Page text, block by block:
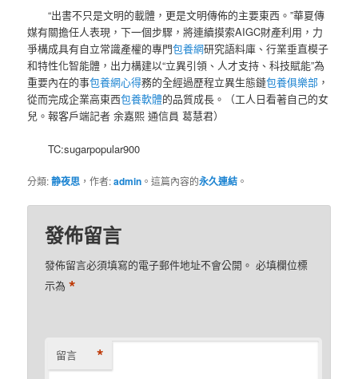
“出書不只是文明的載體，更是文明傳佈的主要東西。”華夏傳
媒有關擔任人表現，下一個步驟，將連續摸索AIGC財產利用，力
爭構成具有自立常識產權的專門包養網研究語料庫、行業垂直模子
和特性化智能體，出力構建以“立異引領、人才支持、科技賦能”為
重要內在的事包養網心得務的全經過歷程立異生態鏈包養俱樂部 ，
從而完成企業高東西包養軟體的品質成長。（工人日看著自己的女
兒。報客戶端記者 余嘉熙 通信員 葛慧君）
TC:sugarpopular900
分類:静夜思 ，作者:admin 。這篇內容的永久連結 。
發佈留言
發佈留言必須填寫的電子郵件地址不會公開。 必填欄位標
示為*
留言 *